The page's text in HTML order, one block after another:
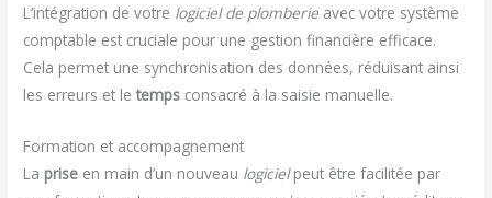
L’intégration de votre logiciel de plomberie avec votre système
comptable est cruciale pour une gestion financière efficace.
Cela permet une synchronisation des données, réduisant ainsi
les erreurs et letemps consacré à la saisie manuelle.
Formation et accompagnement
La prise en main d’un nouveau logicielpeut être facilitée par